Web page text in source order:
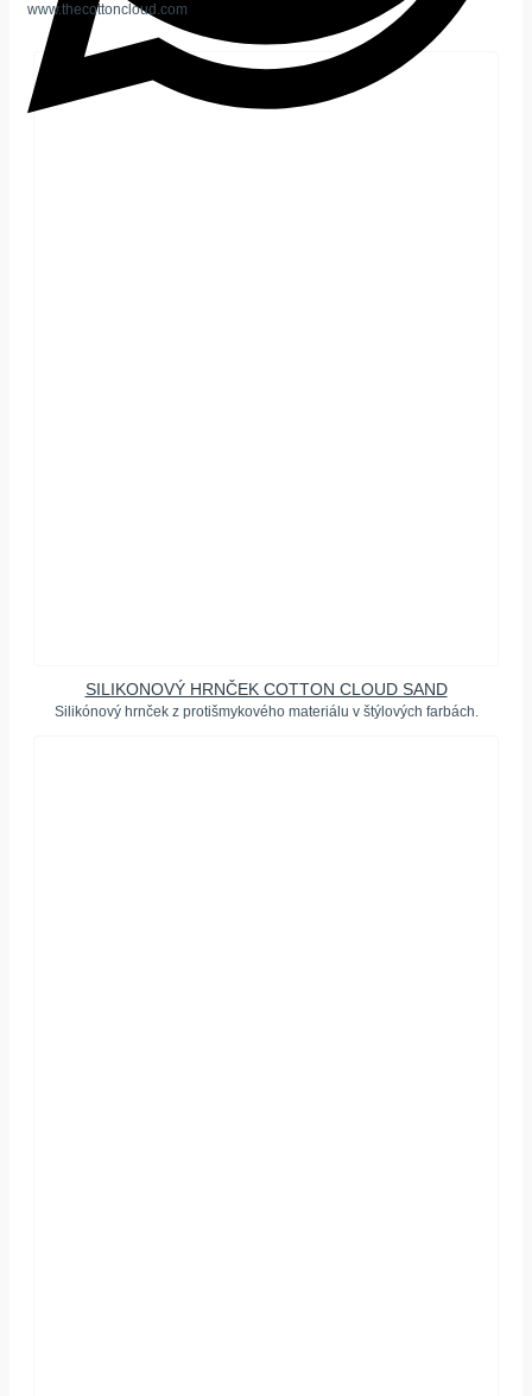
www.thecottoncloud.com
SILIKONOVÝ HRNČEK COTTON CLOUD SAND
Silikónový hrnček z protišmykového materiálu v štýlových farbách.